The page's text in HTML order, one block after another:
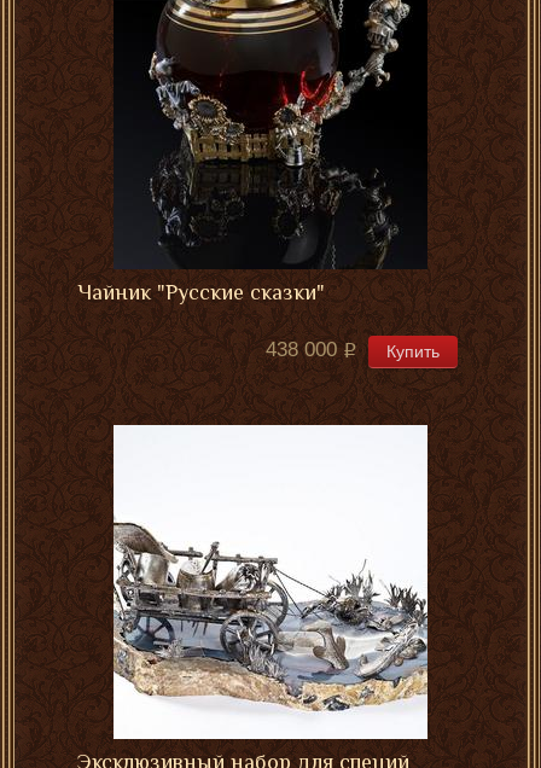
Чайник "Русские сказки"
438 000 Купить
Эксклюзивный набор для специй